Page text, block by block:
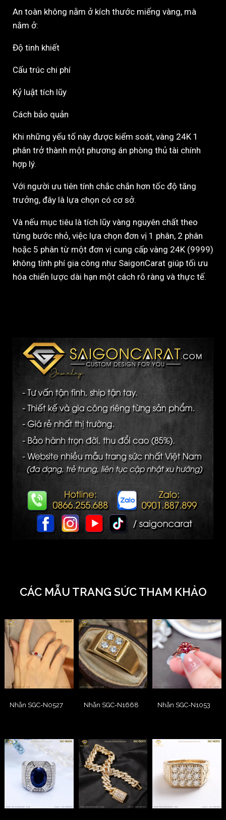
An toàn không nằm ở kích thước miếng vàng, mà
nằm ở:
Độ tinh khiết
Cấu trúc chi phí
Kỷ luật tích lũy
Cách bảo quản
Khi những yếu tố này được kiểm soát, vàng 24K 1
phân trở thành một phương án phòng thủ tài chính
hợp lý.
Với người ưu tiên tính chắc chắn hơn tốc độ tăng
trưởng, đây là lựa chọn có cơ sở.
Và nếu mục tiêu là tích lũy vàng nguyên chất theo
từng bước nhỏ, việc lựa chọn đơn vị 1 phân, 2 phân
hoặc 5 phân từ một đơn vị cung cấp vàng 24K (9999)
không tính phí gia công như SaigonCarat giúp tối ưu
hóa chiến lược dài hạn một cách rõ ràng và thực tế.
CÁC MẪU TRANG SỨC THAM KHẢO
Nhẫn SGC-N0527 Nhẫn SGC-N1668 Nhẫn SGC-N1053